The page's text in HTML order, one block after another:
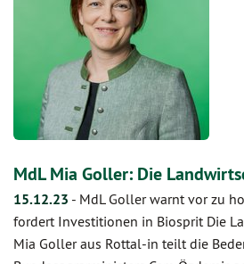
MdL Mia Goller: Die
15.12.23 - MdL Goller warnt vor zu
fordert Investitionen in Biosprit Die
Mia Goller aus Rottal-in teilt die